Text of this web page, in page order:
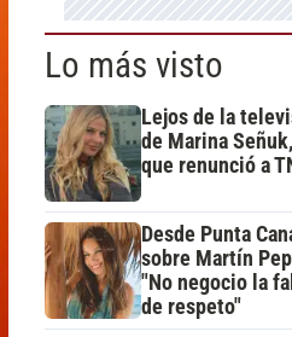
Lo más visto
Lejos de la
de Marina
que renunció a
Desde Punta
sobre Martín
"No negocio la
de respeto"